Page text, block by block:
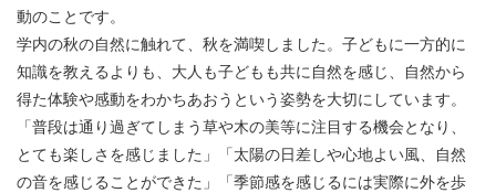
動のことです。
学内の秋の自然に触れて、秋を満喫しました。子どもに一方的に
知識を教えるよりも、大人も子どもも共に自然を感じ、自然から
得た体験や感動をわかちあおうという姿勢を大切にしています。
「普段は通り過ぎてしまう草や木の美等に注目する機会となり、
とても楽しさを感じました」「太陽の日差しや心地よい風、自然
の音を感じることができた」「季節感を感じるには実際に外を歩